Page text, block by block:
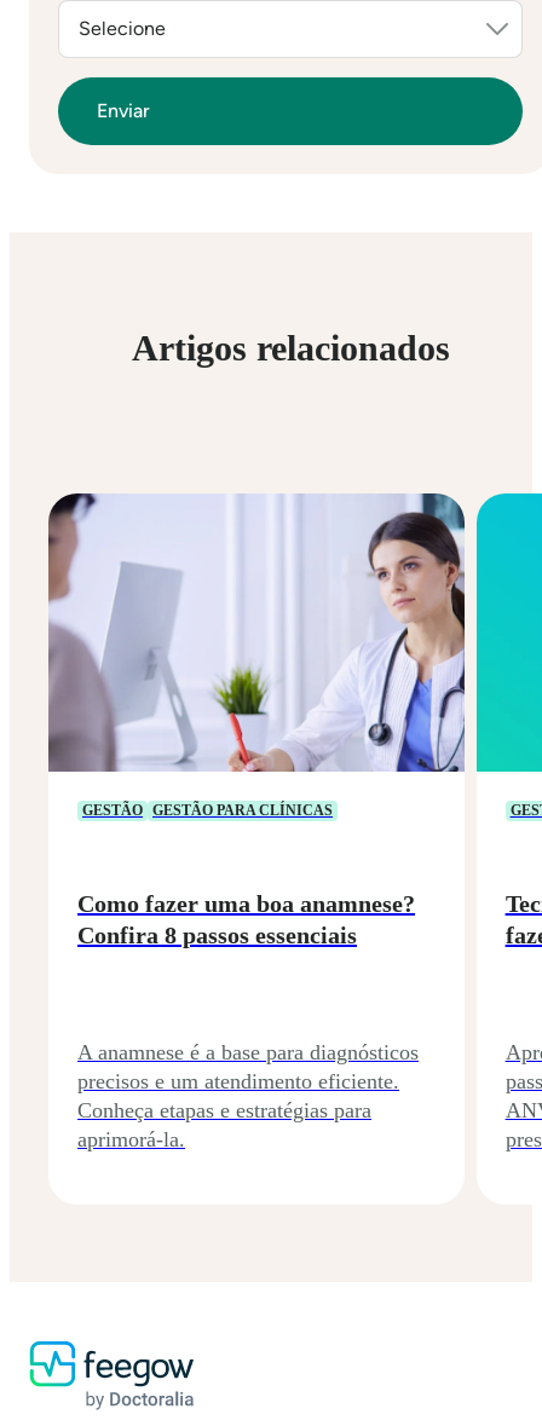
Artigos relacionados
GESTÃO GESTÃO PARA CLÍNICAS
Como fazer uma boa anamnese?
Confira 8 passos essenciais
A anamnese é a base para diagnósticos
precisos e um atendimento eficiente.
Conheça etapas e estratégias para
aprimorá-la.